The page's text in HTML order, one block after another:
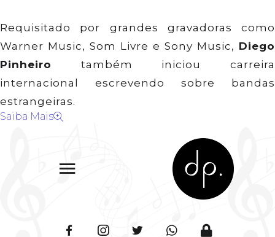
Requisitado por grandes gravadoras como
Warner Music, Som Livre e Sony Music, Diego
Pinheiro também iniciou carreira
internacional escrevendo sobre bandas
estrangeiras.
Saiba Mais